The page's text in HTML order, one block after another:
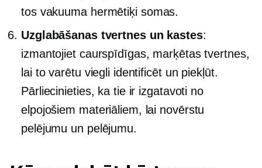
tos vakuuma hermētiķisomas.
Uzglabāšanas tvertnes un kastes:
izmantojiet caurspīdīgas, marķētas tvertnes,
lai to varētu viegli identificēt un piekļūt.
Pārliecinieties, ka tie ir izgatavoti no
elpojošiem materiāliem, lai novērstu
pelējumu un pelējumu.